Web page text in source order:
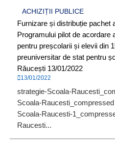
ACHIZIȚII PUBLICE
Furnizare și distribuție pachet
Programului pilot de acordare
pentru preșcolarii și elevii din
preuniversitar de stat pentru
Răucești 13/01/2022
13/01/2022
strategie-Scoala-
Scoala-
Scoala-Raucesti-
Raucesti...